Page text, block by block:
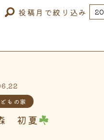
投稿月で絞り込み
もの家
初夏